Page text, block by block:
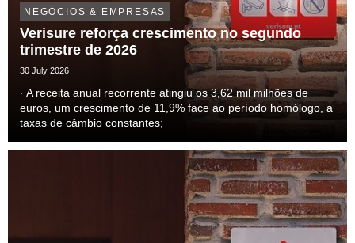
NEGÓCIOS & EMPRESAS
Verisure reforça crescimento no segundo
trimestre de 2026
30 July 2026
· A receita anual recorrente atingiu os 3,62 mil milhões de
euros, um crescimento de 11,9% face ao período homólogo, a
taxas de câmbio constantes;